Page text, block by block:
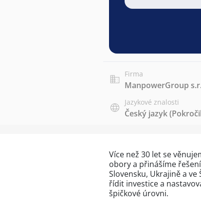
Firma
ManpowerGroup
Jazykové znalosti
Český jazyk
Více než 30 let se
obory a přinášíme
Slovensku, Ukrajině a
řídit investice a
špičkové úrovni.